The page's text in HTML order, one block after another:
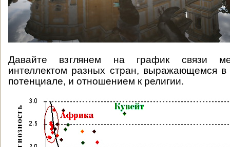
Давайте взглянем на график связи
интеллектом разных стран, выражающемся в
потенциале, и отношением к религии.